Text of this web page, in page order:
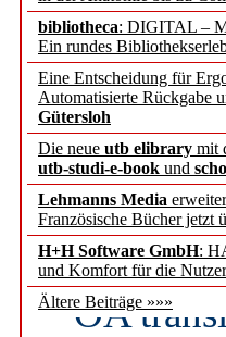
bibliotheca: DIGITAL –
Ein rundes
Eine Entscheidung für
Automatisierte Rückgabe
Gütersloh
Die neue utb elibrary mit
utb-studi-e-book und
Lehmanns Media
Französische Bücher jetzt
H+H Software GmbH:
und Komfort für die
Ältere Beiträge »»»
DFG
Bayerns
Fifth
OA